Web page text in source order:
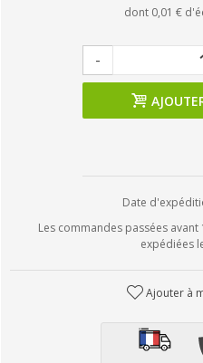
dont 0,01 €
-
Date
Les commandes passées
expédiées
Ajouter à